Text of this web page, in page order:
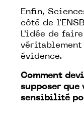
Enfin,
côté de
L'idée de
véritablement
évidence.
Comment
supposer que
sensibilité